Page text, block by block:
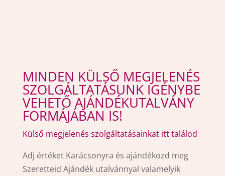
MINDEN KÜLSŐ MEGJELENÉS
SZOLGÁLTATÁSUNK IGÉNYBE
VEHETŐ AJÁNDÉKUTALVÁNY
FORMÁJÁBAN IS!
Külső megjelenés szolgáltatásainkat itt találod
Adj értéket Karácsonyra és ajándékozd meg
Szeretteid Ajándék utalvánnyal valamelyik